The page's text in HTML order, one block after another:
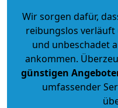
Wir sorgen dafür,
reibungslos verläuft
und unbeschadet
ankommen.
günstigen
umfassender